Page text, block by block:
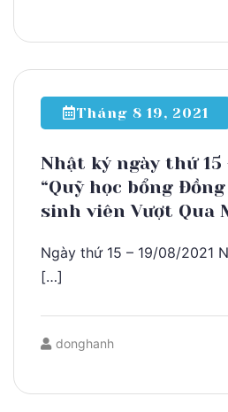
Tháng 8 19, 2021
Nhật ký ngày thứ 15
“Quỹ học bổng
sinh viên Vượt Qua
Ngày thứ 15 – 19/08/2021
[…]
donghanh